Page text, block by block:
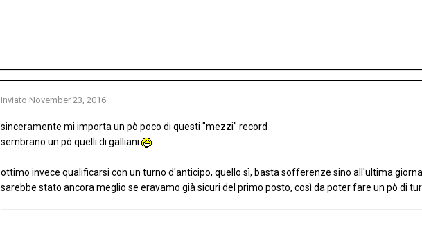
Inviato November 23, 2016
sinceramente mi importa un pò poco di questi "mezzi" record
sembrano un pò quelli di galliani
ottimo invece qualificarsi con un turno d'anticipo, quello sì, basta sofferenze sino all'ultima
sarebbe stato ancora meglio se eravamo già sicuri del primo posto, così da poter fare un pò di